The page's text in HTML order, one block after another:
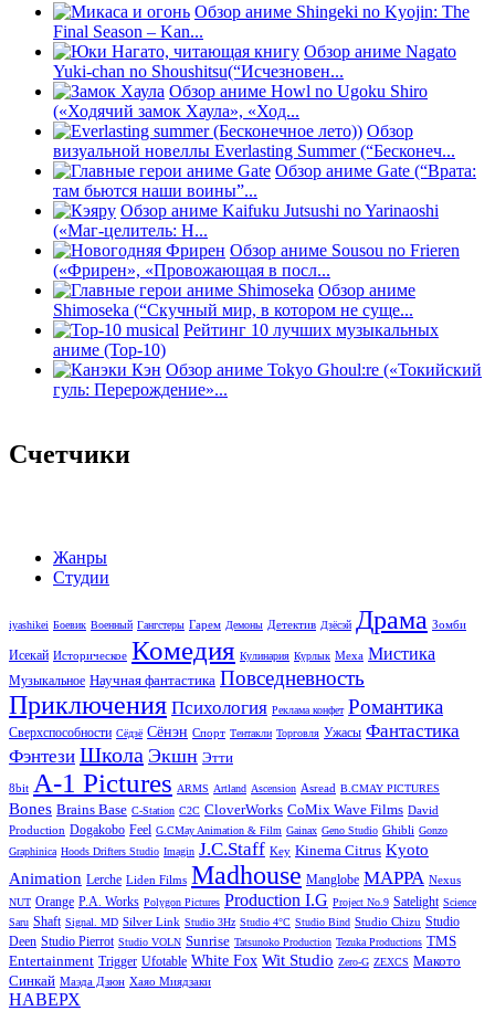
Обзор аниме Shingeki no Kyojin: The
Final Season – Kan...
Обзор аниме Nagato
Yuki-chan no Shoushitsu(“Исчезновен...
Обзор аниме Howl no Ugoku Shiro
(«Ходячий замок Хаула», «Ход...
Обзор
визуальной новеллы Everlasting Summer (“Бесконеч...
Обзор аниме Gate (“Врата:
там бьются наши воины”...
Обзор аниме Kaifuku Jutsushi no Yarinaoshi
(«Маг-целитель: Н...
Обзор аниме Sousou no Frieren
(«Фрирен», «Провожающая в посл...
Обзор аниме
Shimoseka (“Скучный мир, в котором не суще...
Рейтинг 10 лучших музыкальных
аниме (Top-10)
Обзор аниме Tokyo Ghoul:re («Токийский
гуль: Перерождение»...
Счетчики
Жанры
Студии
iyashikei Боевик Военный Гангстеры Гарем Демоны Детектив Дзёсэй Драма Зомби
Исекай Историческое Комедия Кулинария Курлык Меха Мистика
Музыкальное Научная фантастика Повседневность
Приключения Психология Реклама конфет Романтика
Сверхспособности Сёдзё Сёнэн Спорт Тентакли Торговля Ужасы Фантастика
Фэнтези Школа Экшн Этти
8bit A-1 Pictures ARMS Artland Ascension Asread B.CMAY PICTURES
Bones Brains Base C-Station C2C CloverWorks CoMix Wave Films David
Production Dogakobo Feel G.CMay Animation & Film Gainax Geno Studio Ghibli Gonzo
Graphinica Hoods Drifters Studio Imagin J.C.Staff Key Kinema Citrus Kyoto
Animation Lerche Liden Films Madhouse Manglobe MAPPA Nexus
NUT Orange P.A. Works Polygon Pictures Production I.G Project No.9 Satelight Science
Saru Shaft Signal. MD Silver Link Studio 3Hz Studio 4°C Studio Bind Studio Chizu Studio
Deen Studio Pierrot Studio VOLN Sunrise Tatsunoko Production Tezuka Productions TMS
Entertainment Trigger Ufotable White Fox Wit Studio Zero-G ZEXCS Макото
Синкай Маэда Дзюн Хаяо Миядзаки
НАВЕРХ